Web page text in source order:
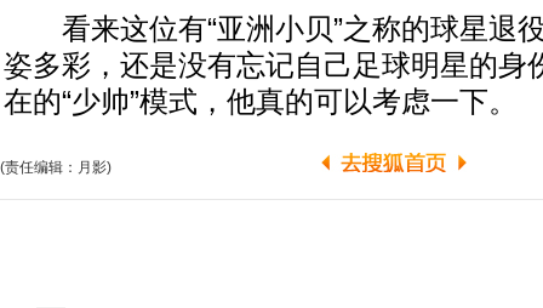
看来这位有“亚洲小贝”之称的球星退
姿多彩，还是没有忘记自己足球明星的身
在的“少帅”模式，他真的可以考虑一下。
(责任编辑：月影)